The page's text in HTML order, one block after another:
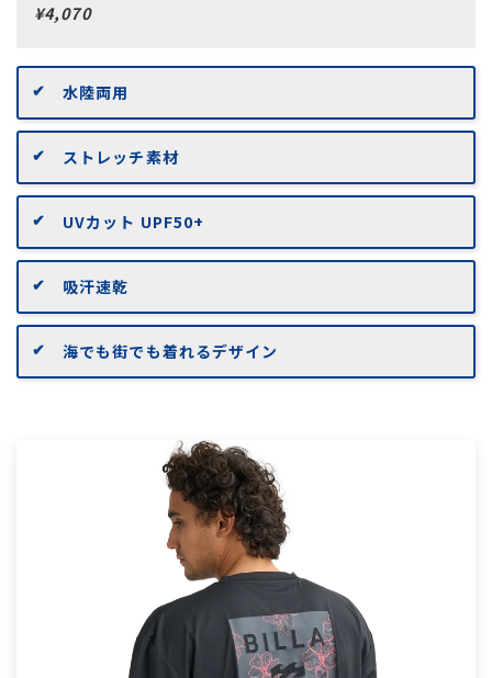
¥4,070
水陸両用
ストレッチ素材
UVカット UPF50+
吸汗速乾
海でも街でも着れるデザイン